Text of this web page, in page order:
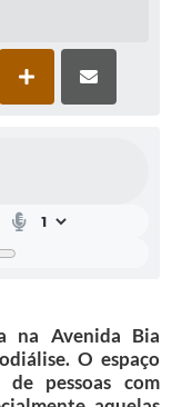
na Avenida Bia
O espaço
pessoas com